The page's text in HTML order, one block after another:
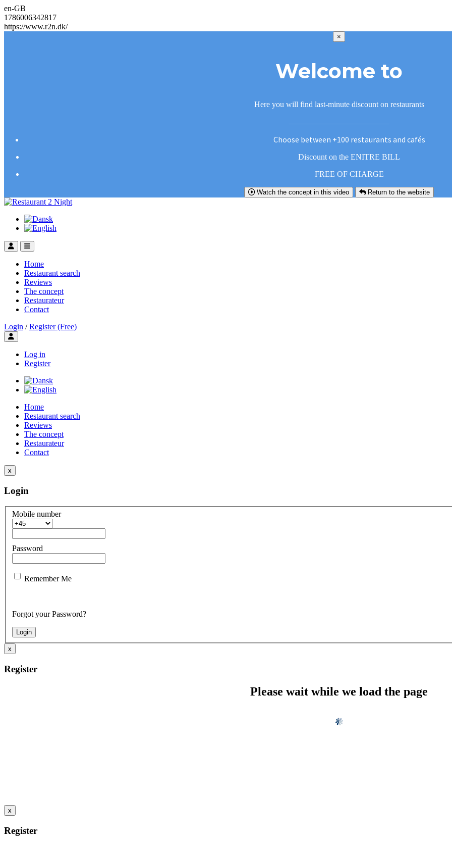
en-GB
1786006342817
https://www.r2n.dk/
×
Welcome to
Here you will find last-minute discount on restaurants
Choose between +100 restaurants and cafés
Discount on the ENITRE BILL
FREE OF CHARGE
Watch the concept in this video Return to the website
Home
Restaurant search
Reviews
The concept
Restaurateur
Contact
Login / Register (Free)
Toggle user menu
Log in
Register
Home
Restaurant search
Reviews
The concept
Restaurateur
Contact
x
Login
Mobile number
Password
Remember Me
Forgot your Password?
x
Register
Please wait while we load the page
x
Register